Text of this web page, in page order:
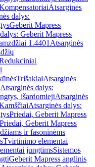
Atsarginės
dalys:
Geberit Mapress
Geberit Mapress
1.4401 Atsarginės
TrišakiaiAtsarginės
Atsarginės dalys:
išardomiejiAtsarginės
Atsarginės dalys:
Priedai, Geberit Mapress
Geberit Mapress
ir fasoninėms
Tvirtinimo elementai
jungtimsSistemos
Geberit Mapress anglinis